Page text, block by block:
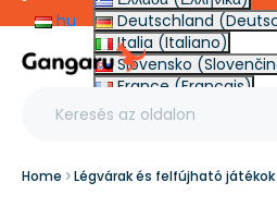
hu
Deutschland
Italia (Italiano)
Slovensko
France (Français)
Other (English €)
Home Légvárak és felfújható játékok